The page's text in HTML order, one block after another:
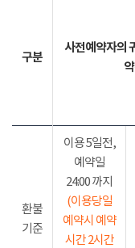
구분
사전예약자의
환불
기준
이용 5일전,
예약일
24:00 까지
(이용당일
예약시 예약
시간 2시간